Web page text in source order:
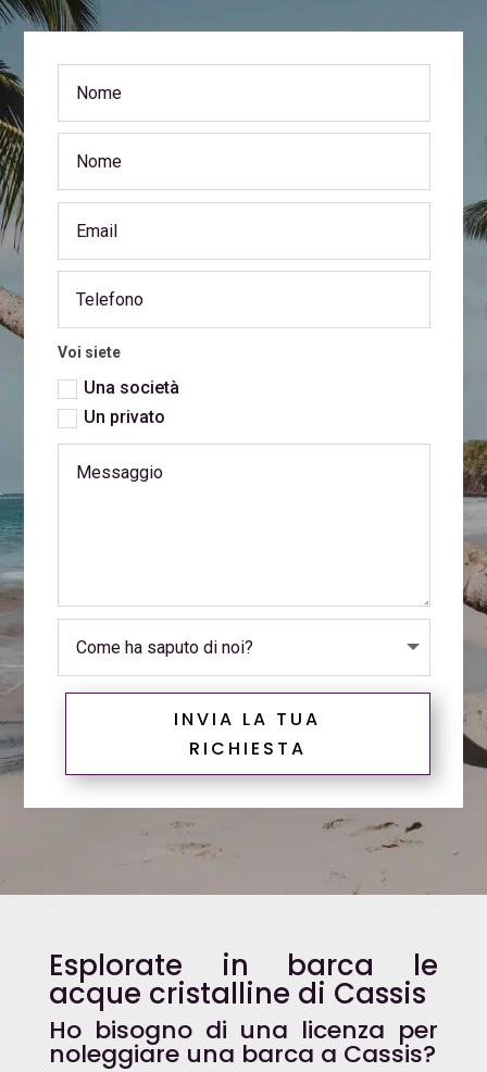
Voi siete
Una società
Un privato
INVIA LA TUA
RICHIESTA
Esplorate in barca le
acque cristalline di Cassis
Ho bisogno di una licenza per
noleggiare una barca a Cassis?